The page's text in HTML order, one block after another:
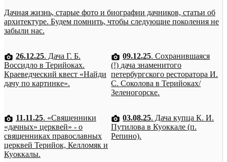
Дачная жизнь, старые фото и биографии дачников, статьи об
архитектуре. Будем помнить, чтобы следующие поколения не
забыли нас.
26.12.25. Дача Г. Б.
Воссидло в Терийоках.
Краеведческий квест «Найди
дачу по картинке».
09.12.25. Сохранившаяся
(!) дача знаменитого
петербургского ресторатора И.
С. Соколова в Терийоках/
Зеленогорске.
11.11.25. «Священники
«дачных» церквей» - о
священниках православных
церквей Терийок, Келломяк и
Куоккалы.
03.08.25. Дача купца К. И.
Путилова в Куоккале (п.
Репино).